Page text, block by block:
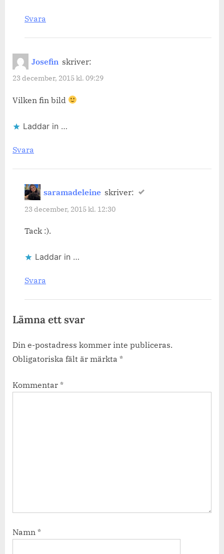
Svara
Josefin skriver:
23 december, 2015 kl. 09:29
Vilken fin bild
Laddar in …
Svara
saramadeleine skriver:
23 december, 2015 kl. 12:30
Tack :).
Laddar in …
Svara
Lämna ett svar
Din e-postadress kommer inte publiceras.
Obligatoriska fält är märkta *
Kommentar *
Namn *